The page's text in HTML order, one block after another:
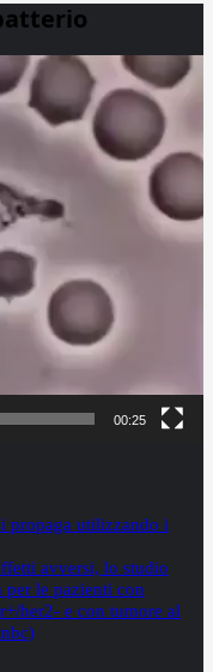
00:25
propaga utilizzando i
avversi, lo studio
le pazienti con
her2- e con tumore al